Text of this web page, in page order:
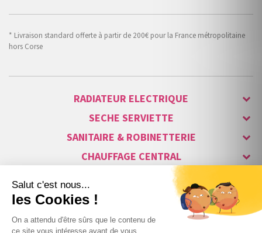
* Livraison standard offerte à partir de 200€ pour la France métropolitaine
hors Corse
RADIATEUR ELECTRIQUE
SECHE SERVIETTE
SANITAIRE & ROBINETTERIE
CHAUFFAGE CENTRAL
ALARME & SÉCURITÉ
MAISON CONNECTÉE
VISIOPHONE & INTERPHONE